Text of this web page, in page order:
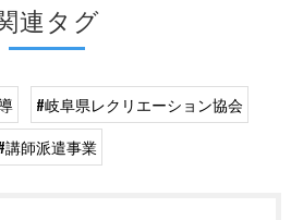
連タグ
#岐阜県レクリエーション協会
講師派遣事業